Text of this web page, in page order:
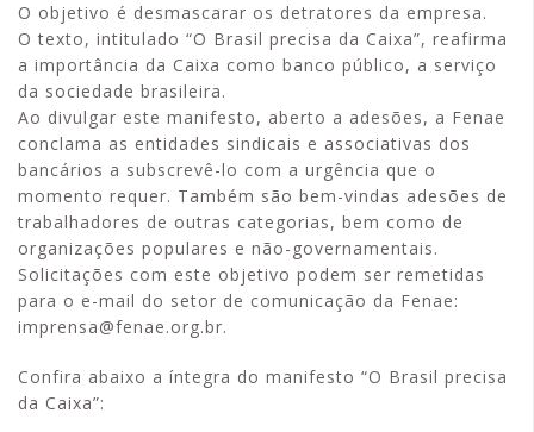
O objetivo é desmascarar os detratores da empresa.
O texto, intitulado “O Brasil precisa da Caixa”, reafirma
a importância da Caixa como banco público, a serviço
da sociedade brasileira.
Ao divulgar este manifesto, aberto a adesões, a Fenae
conclama as entidades sindicais e associativas dos
bancários a subscrevê-lo com a urgência que o
momento requer. Também são bem-vindas adesões de
trabalhadores de outras categorias, bem como de
organizações populares e não-governamentais.
Solicitações com este objetivo podem ser remetidas
para o e-mail do setor de comunicação da Fenae:
imprensa@fenae.org.br.
Confira abaixo a íntegra do manifesto “O Brasil precisa
da Caixa”: